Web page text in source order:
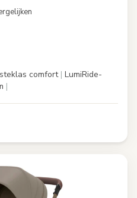
comfort | LumiRide-
|